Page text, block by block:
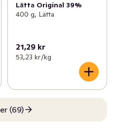
Lätta Original 39%
400 g, Lätta
21,29 kr
53,23 kr /kg
(69)